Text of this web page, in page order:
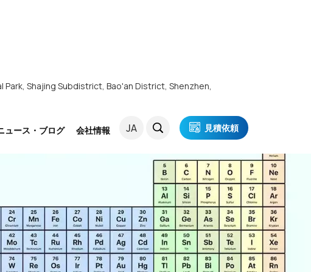
Park, Shajing Subdistrict, Bao'an District, Shenzhen,
ュース・ブログ 会社情報 JA 見積依頼